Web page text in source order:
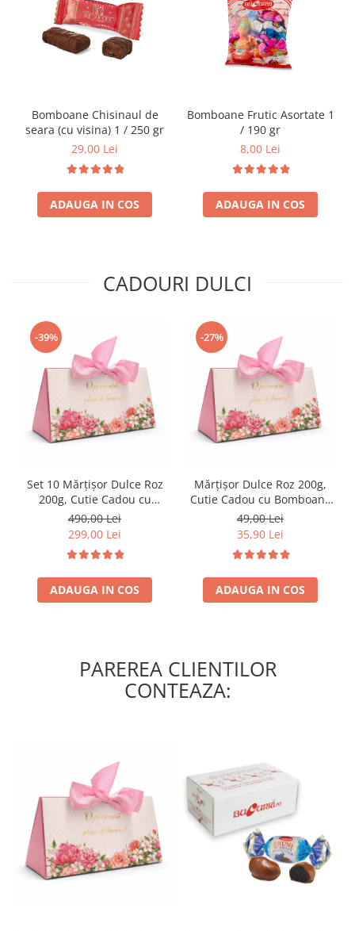
Bomboane Chisinaul de
seara (cu visina) 1 / 250 gr
29,00 Lei
ADAUGA IN COS
Bomboane Frutic Asortate 1
/ 190 gr
8,00 Lei
ADAUGA IN COS
CADOURI DULCI
-39%
Set 10 Mărțișor Dulce Roz
200g, Cutie Cadou cu
Bomboane de Ciocolată
490,00 Lei
299,00 Lei
ADAUGA IN COS
-27%
Mărțișor Dulce Roz 200g,
Cutie Cadou cu Bomboane
de Ciocolată
49,00 Lei
35,90 Lei
ADAUGA IN COS
PAREREA CLIENTILOR
CONTEAZA: